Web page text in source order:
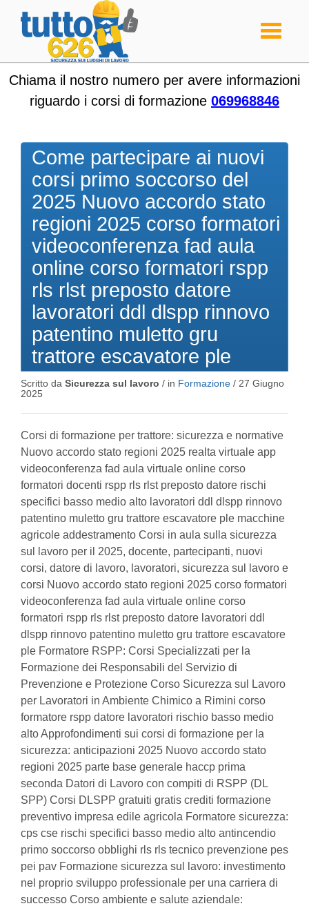
Toggle
Chiama il nostro numero per avere informazioni
riguardo i corsi di formazione 069968846
Come partecipare ai nuovi
corsi primo soccorso del
2025 Nuovo accordo stato
regioni 2025 corso formatori
videoconferenza fad aula
online corso formatori rspp
rls rlst preposto datore
lavoratori ddl dlspp rinnovo
patentino muletto gru
trattore escavatore ple
Scritto da Sicurezza sul lavoro / in Formazione / 27 Giugno
2025
Corsi di formazione per trattore: sicurezza e normative
Nuovo accordo stato regioni 2025 realta virtuale app
videoconferenza fad aula virtuale online corso
formatori docenti rspp rls rlst preposto datore rischi
specifici basso medio alto lavoratori ddl dlspp rinnovo
patentino muletto gru trattore escavatore ple macchine
agricole addestramento Corsi in aula sulla sicurezza
sul lavoro per il 2025, docente, partecipanti, nuovi
corsi, datore di lavoro, lavoratori, sicurezza sul lavoro e
corsi Nuovo accordo stato regioni 2025 corso formatori
videoconferenza fad aula virtuale online corso
formatori rspp rls rlst preposto datore lavoratori ddl
dlspp rinnovo patentino muletto gru trattore escavatore
ple Formatore RSPP: Corsi Specializzati per la
Formazione dei Responsabili del Servizio di
Prevenzione e Protezione Corso Sicurezza sul Lavoro
per Lavoratori in Ambiente Chimico a Rimini corso
formatore rspp datore lavoratori rischio basso medio
alto Approfondimenti sui corsi di formazione per la
sicurezza: anticipazioni 2025 Nuovo accordo stato
regioni 2025 parte base generale haccp prima
seconda Datori di Lavoro con compiti di RSPP (DL
SPP) Corsi DLSPP gratuiti gratis crediti formazione
preventivo impresa edile agricola Formatore sicurezza:
cps cse rischi specifici basso medio alto antincendio
primo soccorso obblighi rls rls tecnico prevenzione pes
pei pav Formazione sicurezza sul lavoro: investimento
nel proprio sviluppo professionale per una carriera di
successo Corso ambiente e salute aziendale: